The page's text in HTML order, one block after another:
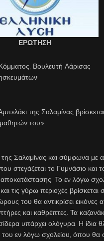
ΕΡΩΤΗΣΗ
Βουλευτή Λάρισας
της Σαλαμίνας βρίσκεται
μαθητών του»
Σαλαμίνας και σύμφωνα με
στεγάζεται το Γυμνάσιο και
Το εν λόγω
τις γύρω περιοχές
του θα αντικρίσει εικόνες
και καθρέπτες. Τα
υπάρχει ολόγυρα. Η ίδια
εν λόγω σχολείου, όπου θα